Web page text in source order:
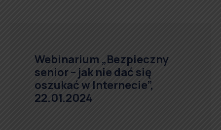
Webinarium „Bezpieczny
senior – jak nie dać się
oszukać w Internecie”,
22.01.2024